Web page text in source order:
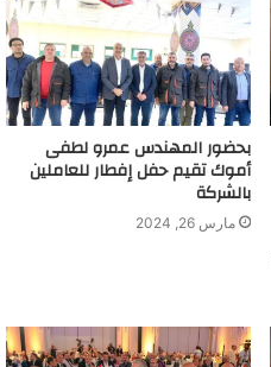
بحضور المهندس عمرو لطفى
أموك تقيم حفل إفطار للعاملين
بالشركة
مارس 26, 2024